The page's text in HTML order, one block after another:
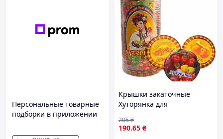
Персональные товарные
подборки в приложении
Крышки закаточные
Хуторянка для
заготовок
190.65 ₴
205₴